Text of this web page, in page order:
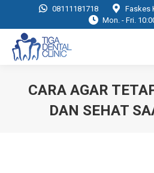
08111181718
Faskes
Mon. - Fri.
CARA AGAR
DAN SEHAT